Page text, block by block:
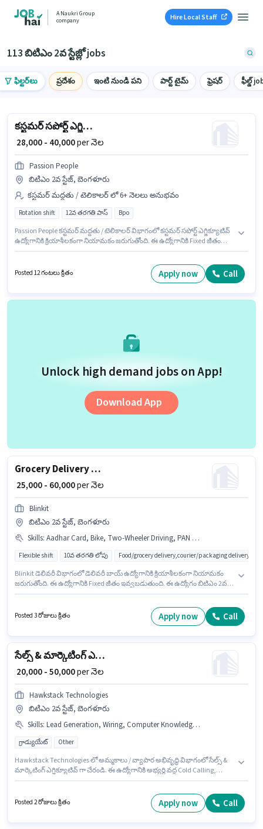
A Naukri Group
company
Hire Local Staff
113 బిటిఎం 2వ స్టేజ్లో jobs
ఫిల్టర్‌లు ప్రదేశం ఇంటి నుండి పని పార్ట్ టైమ్ ఫ్రెషర్ ఫీల్డ్
కస్టమర్ సపోర్ట్ ఎగ్జిక్యూటివ్
₹ 28,000 - 40,000per నెల
Passion People
బిటిఎం 2వ స్టేజ్, బెంగళూరు
కస్టమర్ మద్దతు / టెలికాలర్ లో 6+ నెలలు అనుభవం
Rotation shift 12వ తరగతి పాస్ Bpo
Passion People కస్టమర్ మద్దతు / టెలికాలర్ విభాగంలో కస్టమర్ సపోర్ట్ ఎగ్జిక్యూటివ్
ఉద్యోగానికి క్రియాశీలకంగా నియామకం జరుగుతోంది. ఈ ఉద్యోగానికి Fixed జీతం
పాలసీలపై ఆధారపడి ఇప్పించబడతాయి. ఈ ఉద్యోగం 6+ నెలలు సంవత్సరాల
అనుభవం ఉన్న వారికి కోసం అనుకూలంగా ఉంటుంది. మీరు నెలకు ₹40000 వరకు
సర్టిఫికెట్ కలిగి ఉండాలి.
Posted 12 గంటలు క్రితం Apply now Call
Unlock high demand jobs on App!
Download App
Grocery Delivery Boy
₹ 25,000 - 60,000per నెల
Blinkit
బిటిఎం 2వ స్టేజ్, బెంగళూరు
Skills: Aadhar Card, Bike, Two-Wheeler Driving, PAN Card, Smartphone, Cycle
Flexible shift 10వ తరగతి లోపు Food/grocery delivery,courier/packaging delivery,e-
Blinkit డెలివరీ విభాగంలో డెలివరీ బాయ్ ఉద్యోగానికి క్రియాశీలకంగా నియామకం
జరుగుతోంది. ఈ ఉద్యోగానికి Fixed జీతం ఇవ్వబడుతుంది. ఈ ఉద్యోగం బిటిఎం 2వ
అభ్యర్థులు దరఖాస్తు చేయవచ్చు. ఈ ఉద్యోగానికి అర్హత పొందేందుకు అభ్యర్థికి Two-
Posted 3 రోజులు క్రితం Apply now Call
సేల్స్ & మార్కెటింగ్ ఎగ్జిక్యూటివ్
₹ 20,000 - 50,000per నెల
Hawkstack Technologies
బిటిఎం 2వ స్టేజ్, బెంగళూరు
Skills: Lead Generation, Wiring, Computer Knowledge, Cold Calling, MS Excel
గ్రాడ్యుయేట్ Other
Hawkstack Technologies లో అమ్మకాలు / వ్యాపార అభివృద్ధి విభాగంలో సేల్స్ &
మార్కెటింగ్ ఎగ్జిక్యూటివ్ గా చేరండి. ఈ ఉద్యోగానికి అభ్యర్థి వద్ద Cold Calling,
ఉంది. ఈ ఉద్యోగానికి అభ్యర్థులు తప్పనిసరిగా గ్రాడ్యుయేట్ డిగ్రీ/సర్టిఫికెట్ కలిగి
ఉండాలి. ఈ ఉద్యోగం 1 - 6+ ఏళ్లు సంవత్సరాల అనుభవం ఉన్న వారికి కోసం, నెల
Posted 2 రోజులు క్రితం Apply now Call